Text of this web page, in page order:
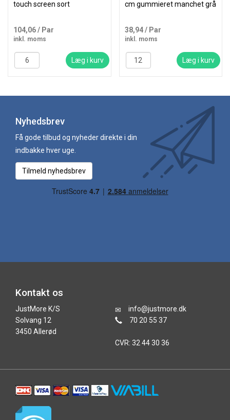
touch screen sort
104,06/ Par
inkl. moms
Læg i kurv
cm gummieret manchet grå
38,94/ Par
inkl. moms
Læg i kurv
Nyhedsbrev
Få gode tilbud og nyheder direkte i din
indbakke hver uge.
Tilmeld nyhedsbrev
Kontakt os
JustMore K/S
Solvang 12
3450 Allerød
info@justmore.dk
70 20 55 37
CVR: 32 44 30 36